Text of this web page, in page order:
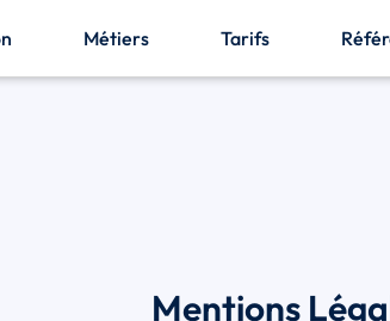
Métiers Tarifs
Mentions